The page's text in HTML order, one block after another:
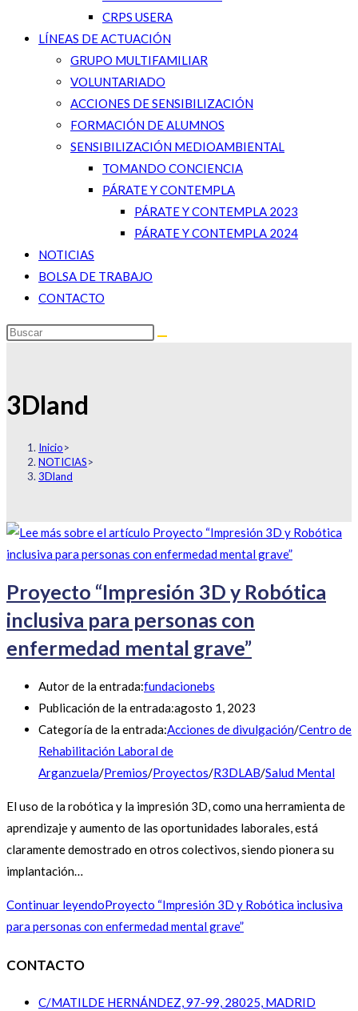
CRPS USERA
LÍNEAS DE ACTUACIÓN
GRUPO MULTIFAMILIAR
VOLUNTARIADO
ACCIONES DE SENSIBILIZACIÓN
FORMACIÓN DE ALUMNOS
SENSIBILIZACIÓN MEDIOAMBIENTAL
TOMANDO CONCIENCIA
PÁRATE Y CONTEMPLA
PÁRATE Y CONTEMPLA 2023
PÁRATE Y CONTEMPLA 2024
NOTICIAS
BOLSA DE TRABAJO
CONTACTO
3Dland
Inicio>
NOTICIAS>
3Dland
Proyecto “Impresión 3D y Robótica
inclusiva para personas con
enfermedad mental grave”
Autor de la entrada:fundacionebs
Publicación de la entrada:agosto 1, 2023
Categoría de la entrada:Acciones de divulgación/Centro de
Rehabilitación Laboral de
Arganzuela/Premios/Proyectos/R3DLAB/Salud Mental
El uso de la robótica y la impresión 3D, como una herramienta de
aprendizaje y aumento de las oportunidades laborales, está
claramente demostrado en otros colectivos, siendo pionera su
implantación…
Continuar leyendoProyecto “Impresión 3D y Robótica inclusiva
para personas con enfermedad mental grave”
CONTACTO
C/MATILDE HERNÁNDEZ, 97-99, 28025, MADRID